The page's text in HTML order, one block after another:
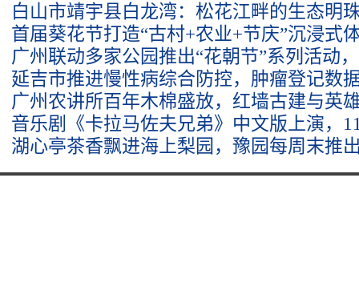
白山市靖宇县白龙湾：松花江畔的生态明
首届葵花节打造“古村+农业+节庆”沉浸式
广州联动多家公园推出“花朝节”系列活动
延吉市推进慢性病综合防控，肿瘤登记数
广州农讲所百年木棉盛放，红墙古建与英
音乐剧《卡拉马佐夫兄弟》中文版上演，
湖心亭茶香飘进海上梨园，豫园每周末推